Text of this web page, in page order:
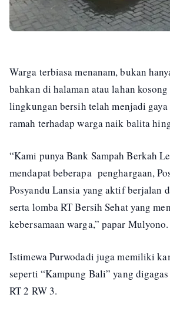
Warga terbiasa menanam, bukan
bahkan di halaman atau lahan
lingkungan bersih telah menjadi
ramah terhadap warga naik balita
“Kami punya Bank Sampah Berkah
mendapat beberapa penghargaan,
Posyandu Lansia yang aktif berjalan
serta lomba RT Bersih Sehat yang
kebersamaan warga,” papar Mulyono.
Istimewa Purwodadi juga memiliki
seperti “Kampung Bali” yang
RT 2 RW 3.